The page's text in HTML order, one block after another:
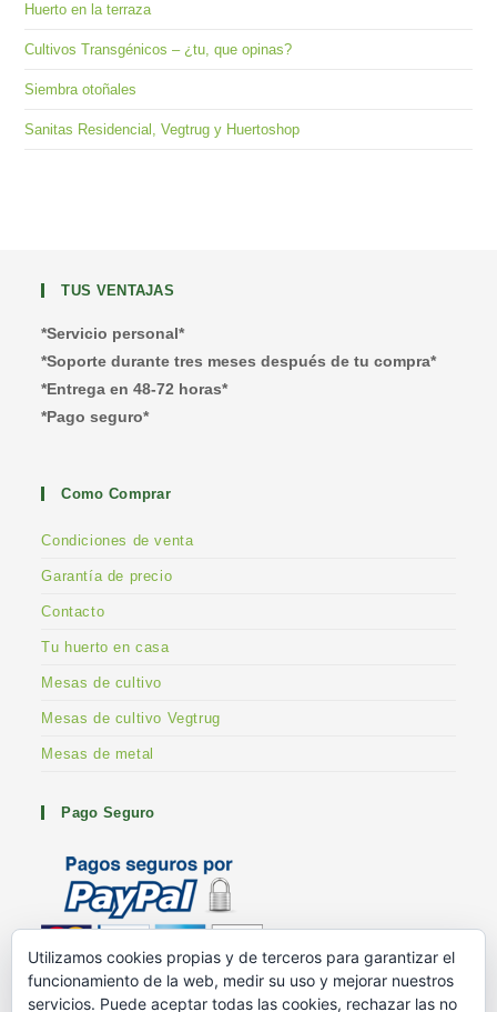
Huerto en la terraza
Cultivos Transgénicos – ¿tu, que opinas?
Siembra otoñales
Sanitas Residencial, Vegtrug y Huertoshop
TUS VENTAJAS
*Servicio personal*
*Soporte durante tres meses después de tu compra*
*Entrega en 48-72 horas*
*Pago seguro*
Como Comprar
Condiciones de venta
Garantía de precio
Contacto
Tu huerto en casa
Mesas de cultivo
Mesas de cultivo Vegtrug
Mesas de metal
Pago Seguro
Metodos de pago
Utilizamos cookies propias y de terceros para garantizar el
funcionamiento de la web, medir su uso y mejorar nuestros
servicios. Puede aceptar todas las cookies, rechazar las no